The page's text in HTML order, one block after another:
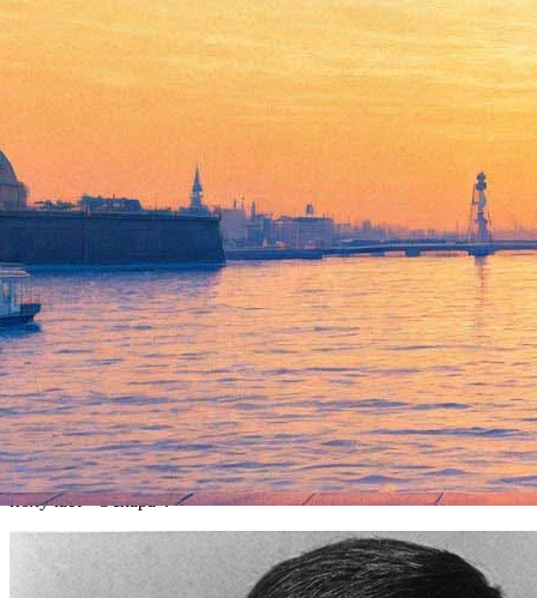
25 августа 2015,12:37 Версия для печати
Оскароносцу и Джеймсу Бонду № 1 Шону Коннери сегодня
исполнилось 85 лет. Любимец зрителей уже давно не
снимается – последней крупной работой актера стала роль
Аллана Кватермана в фильме 2003 года "Лига выдающихся
джентльменов", за которую он получил гонорар в 17
миллионов долларов.
В послужном списке Коннери числятся пять фильмов из
официальной "бондианы" и один из неофициальной, роль
графа Вронского в экранизации "Анны Карениной" 1961
года, путешественника Роалда Амундсена в советско-
итальянской копродукции "Красная палатка", монаха Вильяма
Баскервилля в экранизации романа Умберто Эко "Имя Розы".
В 1988 году За роль в ленте "Неприкасаемые" Коннери
получает "Оскара".